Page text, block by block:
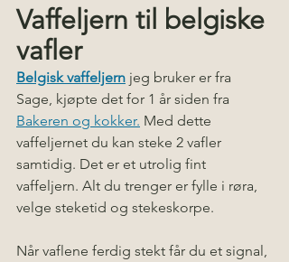
Vaffeljern til belgiske
vafler
Belgisk vaffeljern jeg bruker er fra
Sage, kjøpte det for 1 år siden fra
Bakeren og kokker. Med dette
vaffeljernet du kan steke 2 vafler
samtidig. Det er et utrolig fint
vaffeljern. Alt du trenger er fylle i røra,
velge steketid og stekeskorpe.
Når vaflene ferdig stekt får du et signal,